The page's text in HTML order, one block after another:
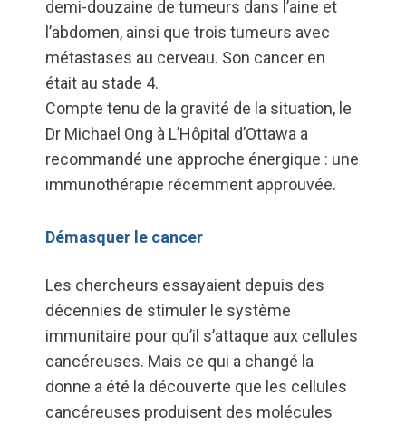
demi-douzaine de tumeurs dans l’aine et
l’abdomen, ainsi que trois tumeurs avec
métastases au cerveau. Son cancer en
était au stade 4.
Compte tenu de la gravité de la situation, le
Dr Michael Ong à L’Hôpital d’Ottawa a
recommandé une approche énergique : une
immunothérapie récemment approuvée.
Démasquer le cancer
Les chercheurs essayaient depuis des
décennies de stimuler le système
immunitaire pour qu’il s’attaque aux cellules
cancéreuses. Mais ce qui a changé la
donne a été la découverte que les cellules
cancéreuses produisent des molécules